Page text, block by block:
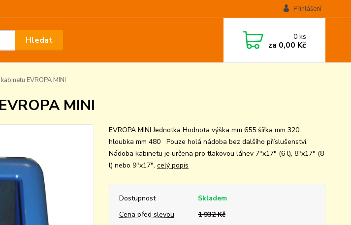
Přihlášení
Hledat 0ks
za 0,00 Kč
EVROPA MINI
MINI
EVROPA MINI Jednotka Hodnota výška mm 655 šířka mm 320
hloubka mm 480 Pouze holá nádoba bez dalšího příslušenství.
Nádoba kabinetu je určena pro tlakovou láhev 7"x17" (6 l), 8"x17" (8
l) nebo 9"x17". celý popis
Dostupnost
Skladem
Cena před slevou
1 932 Kč